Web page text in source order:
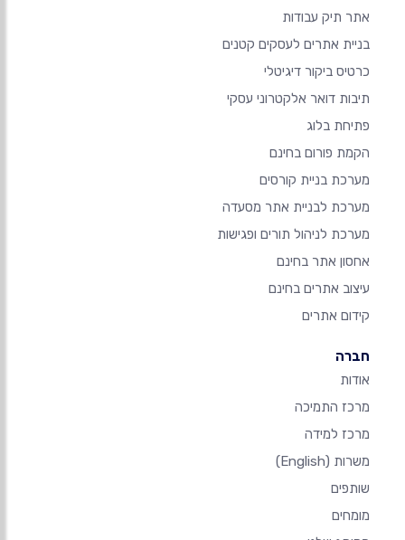
אתר תיק עבודות
בניית אתרים לעסקים קטנים
כרטיס ביקור דיגיטלי
תיבות דואר אלקטרוני עסקי
פתיחת בלוג
הקמת פורום בחינם
מערכת בניית קורסים
מערכת לבניית אתר מסעדה
מערכת לניהול תורים ופגישות
אחסון אתר בחינם
עיצוב אתרים בחינם
קידום אתרים
חברה
אודות
מרכז התמיכה
מרכז למידה
משרות (English)
שותפים
מומחים